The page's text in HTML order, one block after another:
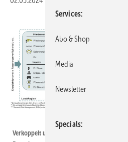
Verkoppelt und vernetzt: So wird ein
Services
Abo & Shop
Media
Newsletter
Specials